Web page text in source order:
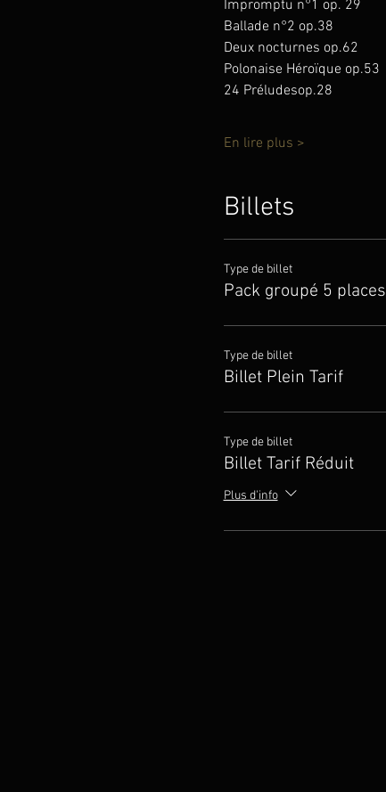
Impromptu n°1 op. 29
Ballade n°2 op.38
Deux nocturnes op.62
Polonaise Héroïque op.53
24 Préludesop.28
En lire plus >
Billets
Type de billet
Pack groupé 5 places
Type de billet
Billet Plein Tarif
Type de billet
Billet Tarif Réduit
Plus d'info